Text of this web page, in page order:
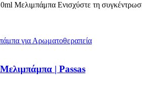
Μελιμπάμπα Ενισχύστε τη
| Passas